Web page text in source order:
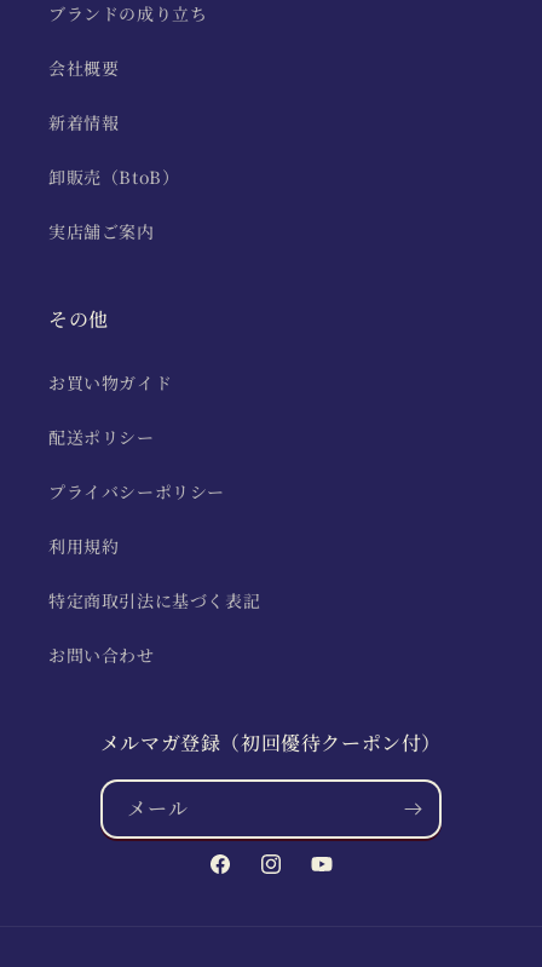
ブランドの成り立ち
会社概要
新着情報
卸販売（BtoB）
実店舗ご案内
その他
お買い物ガイド
配送ポリシー
プライバシーポリシー
利用規約
特定商取引法に基づく表記
お問い合わせ
メルマガ登録（初回優待クーポン付）
メール
FacebookInstagramYouTube